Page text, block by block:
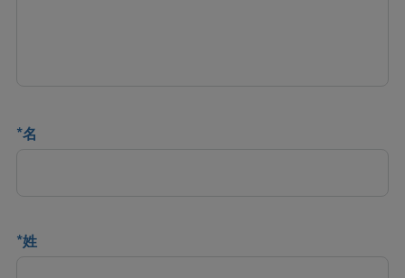
*名
*姓